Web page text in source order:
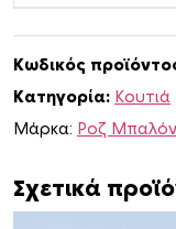
α
τ
ά
ι
α
Κωδικός
Κατηγορία: Κουτιά
Μάρκα: Ροζ
Σχετικά